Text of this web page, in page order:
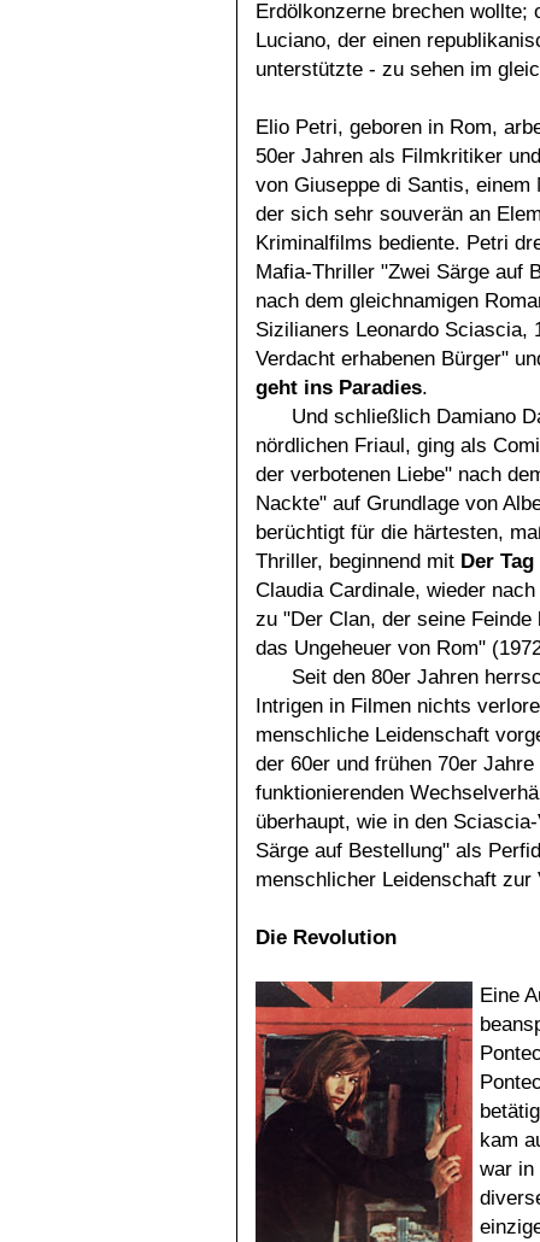
Erdölkonzerne brechen wollte;
Luciano, der einen
unterstützte - zu sehen im
Elio Petri, geboren in Rom,
50er Jahren als Filmkritiker
von Giuseppe di Santis, einem
der sich sehr souverän an
Kriminalfilms bediente. Petri
Mafia-Thriller "Zwei Särge auf
nach dem gleichnamigen
Sizilianers Leonardo Sciascia,
Verdacht erhabenen Bürger"
geht ins Paradies.
Und schließlich Damiano
nördlichen Friaul, ging als
der verbotenen Liebe" nach
Nackte" auf Grundlage von
berüchtigt für die härtesten,
Thriller, beginnend mit Der
Claudia Cardinale, wieder
zu "Der Clan, der seine
das Ungeheuer von Rom"
Seit den 80er Jahren
Intrigen in Filmen nichts
menschliche Leidenschaft
der 60er und frühen 70er
funktionierenden
überhaupt, wie in den
Särge auf Bestellung" als
menschlicher Leidenschaft
Die Revolution
Eine
kam
war in